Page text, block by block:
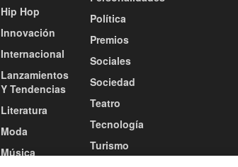
Hip Hop
Innovación
Internacional
Lanzamientos
Y Tendencias
Literatura
Moda
Música
Política
Premios
Sociales
Sociedad
Teatro
Tecnología
Turismo